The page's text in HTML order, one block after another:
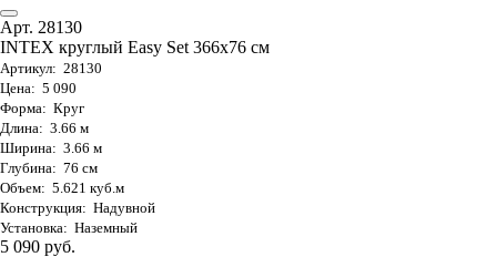
Арт. 28130
INTEX круглый Easy Set 366х76 см
Артикул: 28130
Цена: 5 090
Форма: Круг
Длина: 3.66 м
Ширина: 3.66 м
Глубина: 76 см
Объем: 5.621 куб.м
Конструкция: Надувной
Установка: Наземный
5 090 руб.